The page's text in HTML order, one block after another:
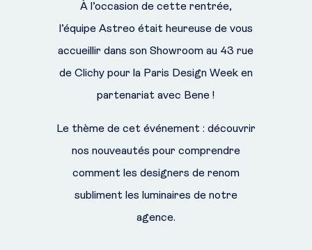
À l’occasion de cette rentrée,
l’équipe Astreo était heureuse de vous
accueillir dans son Showroom au 43 rue
de Clichy pour la Paris Design Week en
partenariat avec Bene !
Le thème de cet événement : découvrir
nos nouveautés pour comprendre
comment les designers de renom
subliment les luminaires de notre
agence.